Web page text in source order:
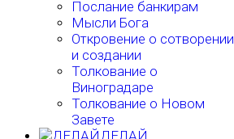
Послание банкирам
Мысли Бога
Откровение о сотворении
и создании
Толкование о
Виноградаре
Толкование о Новом
Завете
ДЕЛАЙ